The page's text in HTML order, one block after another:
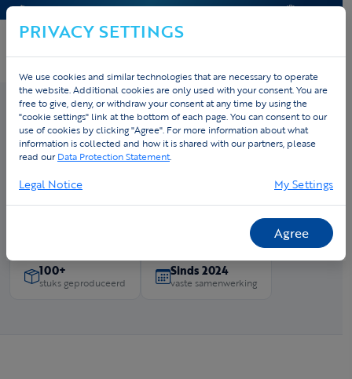
CONTACT & HELP OFFERTE
Home›Cases› Vandebos Bouwonderneming NV
Vandebos Bouwonderneming NV
Vandebos Bouwonderneming is een bouwbedrijf in Alken
renovatie, van ruwbouw tot volledige afwerking.
100+
stuks geproduceerd
Sinds 2024
vaste samenwerking
PRIVACY SETTINGS
We use cookies and similar technologies that are necessary to operate
the website. Additional cookies are only used with your consent. You are
free to give, deny, or withdraw your consent at any time by using the
"cookie settings" link at the bottom of each page. You can consent to our
use of cookies by clicking "Agree". For more information about what
information is collected and how it is shared with our partners, please
read ourData Protection Statement.
Legal Notice My Settings
Agree